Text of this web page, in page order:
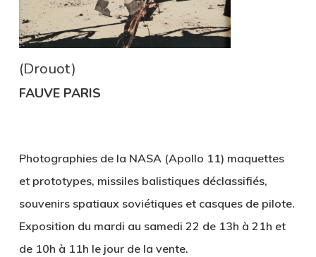
(Drouot)
FAUVE PARIS
Photographies de la NASA (Apollo 11) maquettes
et prototypes, missiles balistiques déclassifiés,
souvenirs spatiaux soviétiques et casques de pilote.
Exposition du mardi au samedi 22 de 13h à 21h et
de 10h à 11h le jour de la vente.